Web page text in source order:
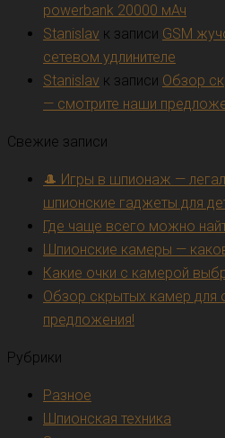
powerbank 20000 мАч
Stanislav к записи GSM
сетевом удлинителе
Stanislav к записи Обзор
— смотрите наши
Свежие записи
🎩 Игры в шпионаж —
шпионские гаджеты для
Где чаще всего можно
Шпионские камеры —
Какие очки с камерой
Обзор скрытых камер для
предложения!
Рубрики
Разное
Шпионская техника